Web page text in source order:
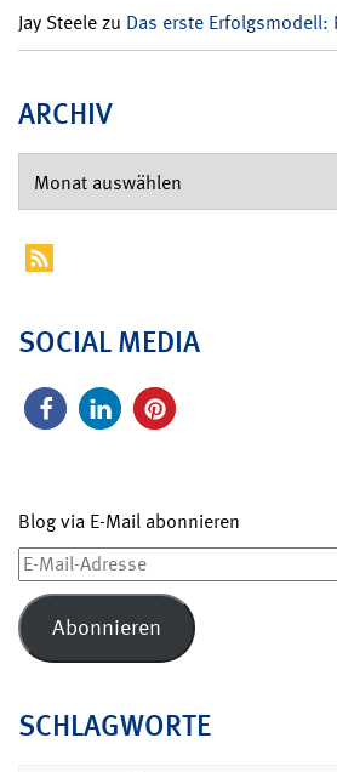
Jay Steelezu Das erste Erfolgsmodell:
ARCHIV
SOCIAL MEDIA
Blog via E-Mail abonnieren
E-
Mail-
Adresse
Abonnieren
SCHLAGWORTE